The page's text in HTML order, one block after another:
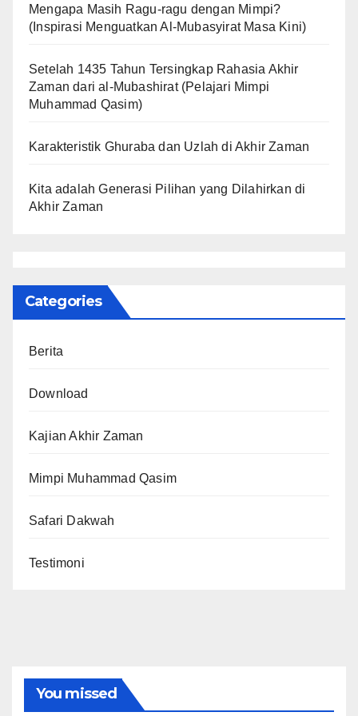
Mengapa Masih Ragu-ragu dengan Mimpi?
(Inspirasi Menguatkan Al-Mubasyirat Masa Kini)
Setelah 1435 Tahun Tersingkap Rahasia Akhir
Zaman dari al-Mubashirat (Pelajari Mimpi
Muhammad Qasim)
Karakteristik Ghuraba dan Uzlah di Akhir Zaman
Kita adalah Generasi Pilihan yang Dilahirkan di
Akhir Zaman
Categories
Berita
Download
Kajian Akhir Zaman
Mimpi Muhammad Qasim
Safari Dakwah
Testimoni
You missed